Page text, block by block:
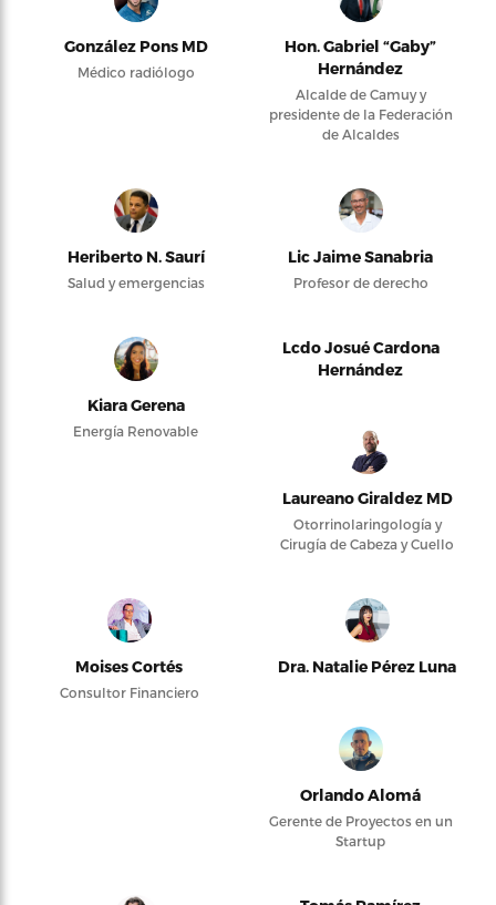
González Pons MD
Médico radiólogo
Hon. Gabriel “Gaby”
Hernández
Alcalde de Camuy y
presidente de la Federación
de Alcaldes
Heriberto N. Saurí
Salud y emergencias
Lic Jaime Sanabria
Profesor de derecho
Kiara Gerena
Energía Renovable
Lcdo Josué Cardona
Hernández
Laureano Giraldez MD
Otorrinolaringología y
Cirugía de Cabeza y Cuello
Moises Cortés
Consultor Financiero
Dra. Natalie Pérez Luna
Orlando Alomá
Gerente de Proyectos en un
Startup